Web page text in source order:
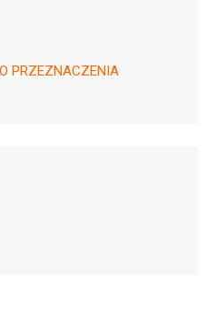
150684
150685
PRZEZNACZENIA